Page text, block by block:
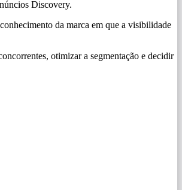
Discovery.
da marca em que a visibilidade
otimizar a segmentação e decidir